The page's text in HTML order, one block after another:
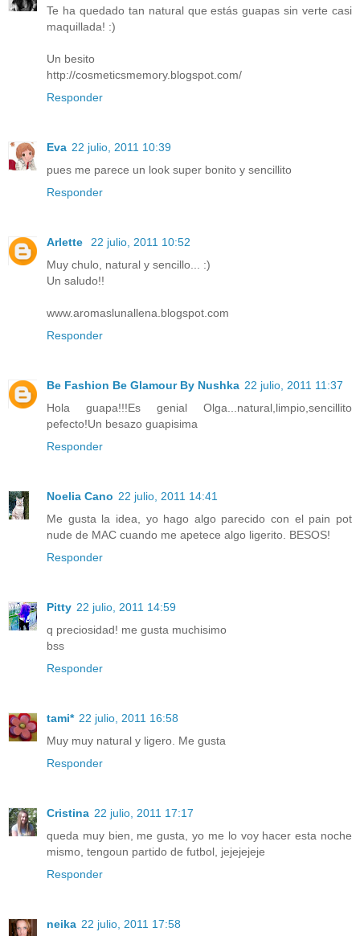
Te ha quedado tan natural que estás guapas sin verte casi
maquillada! :)
Un besito
http://cosmeticsmemory.blogspot.com/
Responder
Eva 22 julio, 2011 10:39
pues me parece un look super bonito y sencillito
Responder
Arlette
22 julio, 2011 10:52
Muy chulo, natural y sencillo... :)
Un saludo!!
www.aromaslunallena.blogspot.com
Responder
Be Fashion Be Glamour By Nushka 22 julio, 2011 11:37
Hola guapa!!!Es genial Olga...natural,limpio,sencillito
pefecto!Un besazo guapisima
Responder
Noelia Cano 22 julio, 2011 14:41
Me gusta la idea, yo hago algo parecido con el pain pot
nude de MAC cuando me apetece algo ligerito. BESOS!
Responder
Pitty 22 julio, 2011 14:59
q preciosidad! me gusta muchisimo
bss
Responder
tami* 22 julio, 2011 16:58
Muy muy natural y ligero. Me gusta
Responder
Cristina 22 julio, 2011 17:17
queda muy bien, me gusta, yo me lo voy hacer esta noche
mismo, tengoun partido de futbol, jejejejeje
Responder
neika 22 julio, 2011 17:58